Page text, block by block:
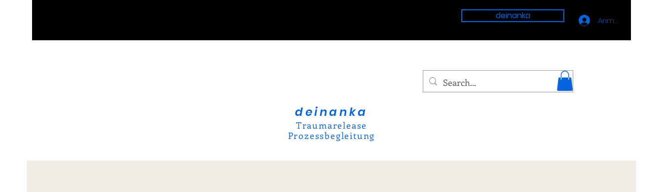
deinanka Anmelden
deinanka
Traumarelease
Prozessbegleitung